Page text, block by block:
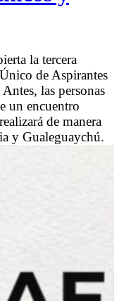
la tercera
de Aspirantes
las personas
un encuentro
de manera
y Gualeguaychú.